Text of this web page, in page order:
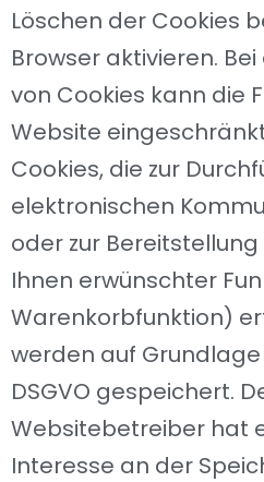
Löschen der Cookies
Browser aktivieren.
von Cookies kann die
Website
Cookies, die zur
elektronischen
oder zur
Ihnen erwünschter
Warenkorbfunktion)
werden auf Grundlage
DSGVO gespeichert.
Websitebetreiber hat
Interesse an der